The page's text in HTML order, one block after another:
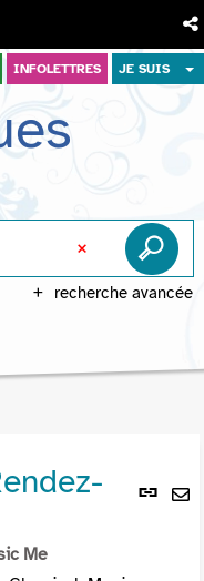
INFOLETTRES JE SUIS
recherche avancée
Lien
Me